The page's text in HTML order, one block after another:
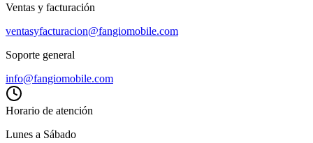
Ventas y facturación
ventasyfacturacion@fangiomobile.com
Soporte general
info@fangiomobile.com
Horario de atención
Lunes a Sábado